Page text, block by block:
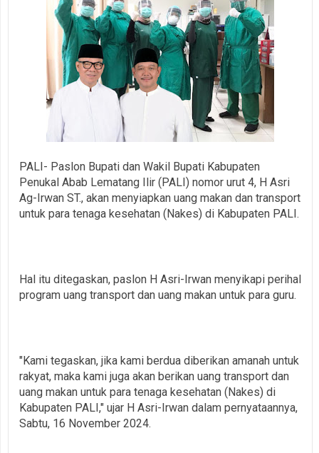
PALI- Paslon Bupati dan Wakil Bupati Kabupaten
Penukal Abab Lematang Ilir (PALI) nomor urut 4, H Asri
Ag-Irwan ST., akan menyiapkan uang makan dan transport
untuk para tenaga kesehatan (Nakes) di Kabupaten PALI.
Hal itu ditegaskan, paslon H Asri-Irwan menyikapi perihal
program uang transport dan uang makan untuk para guru.
"Kami tegaskan, jika kami berdua diberikan amanah untuk
rakyat, maka kami juga akan berikan uang transport dan
uang makan untuk para tenaga kesehatan (Nakes) di
Kabupaten PALI," ujar H Asri-Irwan dalam pernyataannya,
Sabtu, 16 November 2024.